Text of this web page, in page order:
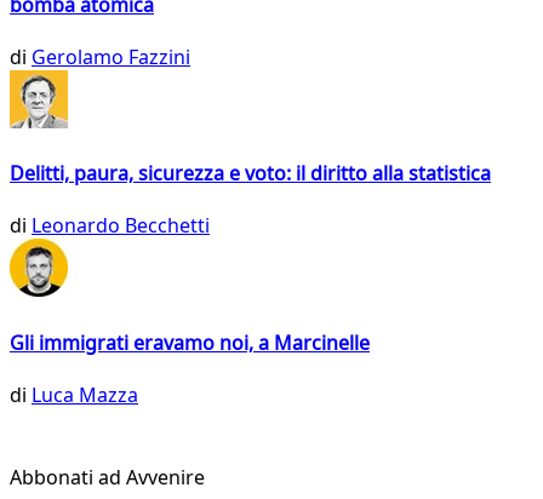
di Gerolamo Fazzini
Delitti, paura, sicurezza e voto: il diritto alla statistica
di Leonardo Becchetti
Gli immigrati eravamo noi, a Marcinelle
di Luca Mazza
Abbonati ad Avvenire